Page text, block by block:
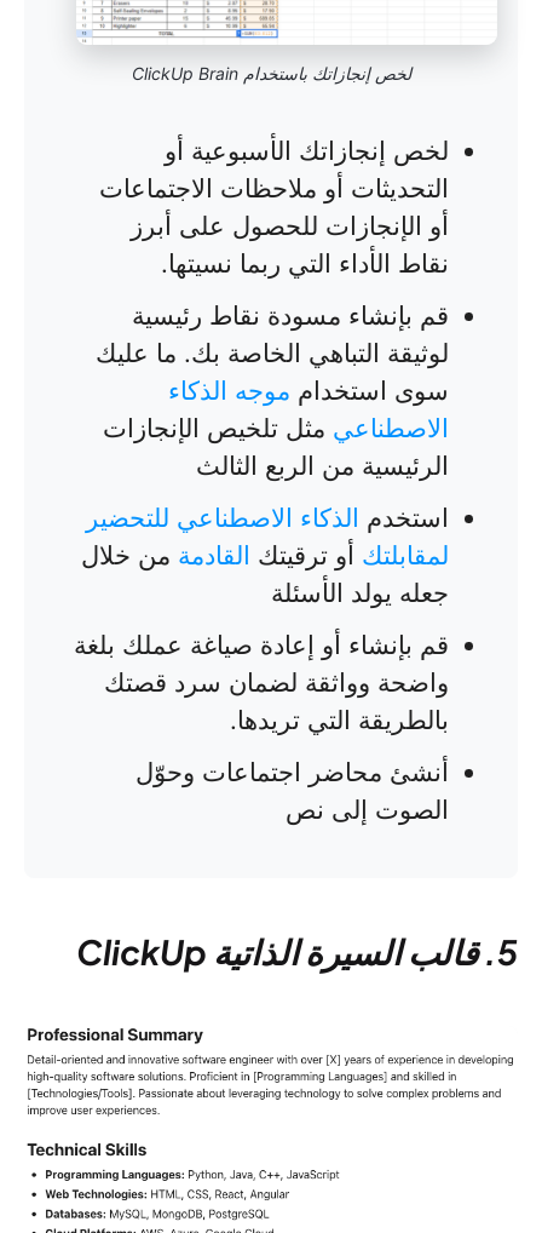
لخص إنجازاتك باستخدام ClickUp Brain
لخص إنجازاتك الأسبوعية أو
التحديثات أو ملاحظات الاجتماعات
أو الإنجازات للحصول على أبرز
نقاط الأداء التي ربما نسيتها.
قم بإنشاء مسودة نقاط رئيسية
لوثيقة التباهي الخاصة بك. ما عليك
سوى استخدام موجه الذكاء
الاصطناعي مثل تلخيص الإنجازات
الرئيسية من الربع الثالث
استخدم الذكاء الاصطناعي للتحضير
لمقابلتك أو ترقيتك القادمة من خلال
جعله يولد الأسئلة
قم بإنشاء أو إعادة صياغة عملك بلغة
واضحة وواثقة لضمان سرد قصتك
بالطريقة التي تريدها.
أنشئ محاضر اجتماعات وحوّل
الصوت إلى نص
5. قالب السيرة الذاتية ClickUp